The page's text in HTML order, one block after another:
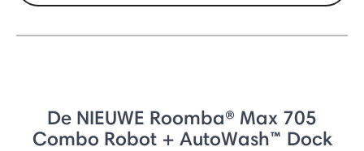
De NIEUWE Roomba® Max 705
Combo Robot + AutoWash™ Dock